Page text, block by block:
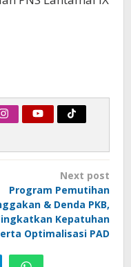
Next post
Program Pemutihan
& Denda PKB,
Kepatuhan
Optimalisasi PAD